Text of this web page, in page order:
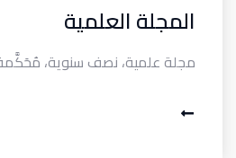
المجلة العلمية
مجلة علمية، نصف سنوية،